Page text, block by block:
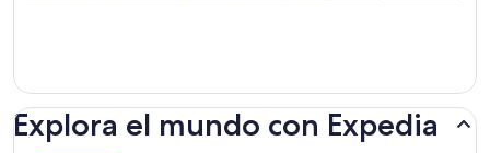
Explora el mundo con Expedia